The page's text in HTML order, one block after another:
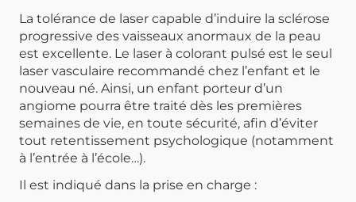
La tolérance de laser capable d’induire la sclérose
progressive des vaisseaux anormaux de la peau
est excellente. Le laser à colorant pulsé est le seul
laser vasculaire recommandé chez l’enfant et le
nouveau né. Ainsi, un enfant porteur d’un
angiome pourra être traité dès les premières
semaines de vie, en toute sécurité, afin d’éviter
tout retentissement psychologique (notamment
à l’entrée à l’école…).
Il est indiqué dans la prise en charge :